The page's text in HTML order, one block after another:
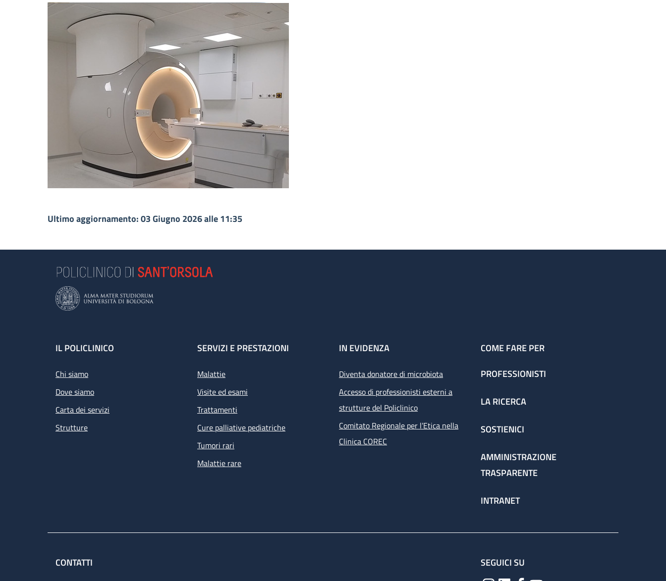
Ultimo aggiornamento: 03 Giugno 2026 alle 11:35
Footer
IL POLICLINICO
Chi siamo
Dove siamo
Carta dei servizi
Strutture
SERVIZI E PRESTAZIONI
Malattie
Visite ed esami
Trattamenti
Cure palliative pediatriche
Tumori rari
Malattie rare
IN EVIDENZA
Diventa donatore di microbiota
Accesso di professionisti esterni a
strutture del Policlinico
Comitato Regionale per l’Etica nella
Clinica COREC
COME FARE PER
PROFESSIONISTI
LA RICERCA
SOSTIENICI
AMMINISTRAZIONE
TRASPARENTE
INTRANET
CONTATTI SEGUICI SU